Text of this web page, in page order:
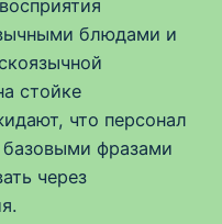
блюдами и
стойке
что персонал
базовыми фразами
через